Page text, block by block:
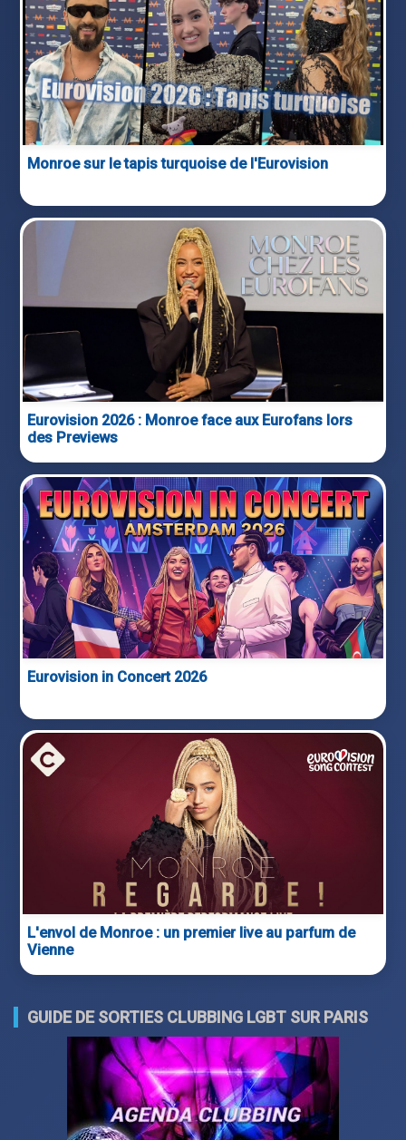
Monroe sur le tapis turquoise de l'Eurovision
Eurovision 2026 : Monroe face aux Eurofans lors
des Previews
Eurovision in Concert 2026
L'envol de Monroe : un premier live au parfum de
Vienne
GUIDE DE SORTIES CLUBBING LGBT SUR PARIS